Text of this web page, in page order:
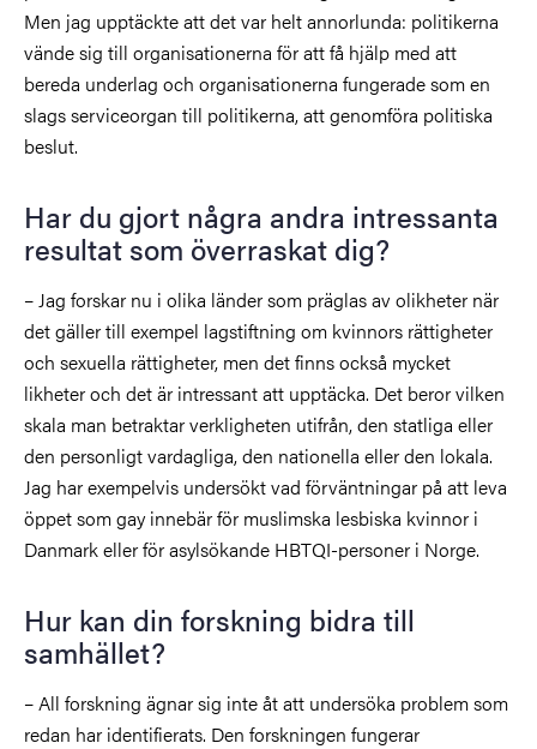
Men jag upptäckte att det var helt annorlunda: politikerna
vände sig till organisationerna för att få hjälp med att
bereda underlag och organisationerna fungerade som en
slags serviceorgan till politikerna, att genomföra politiska
beslut.
Har du gjort några andra intressanta
resultat som överraskat dig?
– Jag forskar nu i olika länder som präglas av olikheter när
det gäller till exempel lagstiftning om kvinnors rättigheter
och sexuella rättigheter, men det finns också mycket
likheter och det är intressant att upptäcka. Det beror vilken
skala man betraktar verkligheten utifrån, den statliga eller
den personligt vardagliga, den nationella eller den lokala.
Jag har exempelvis undersökt vad förväntningar på att leva
öppet som gay innebär för muslimska lesbiska kvinnor i
Danmark eller för asylsökande HBTQI-personer i Norge.
Hur kan din forskning bidra till
samhället?
– All forskning ägnar sig inte åt att undersöka problem som
redan har identifierats. Den forskningen fungerar